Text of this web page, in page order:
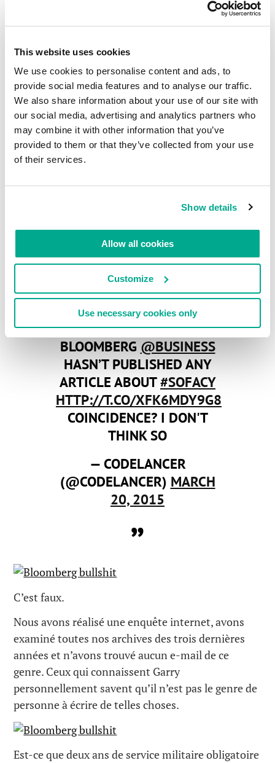
This website uses cookies
We use cookies to personalise content and ads, to
provide social media features and to analyse our traffic.
We also share information about your use of our site with
our social media, advertising and analytics partners who
may combine it with other information that you’ve
provided to them or that they’ve collected from your use
of their services.
Show details
Allow all cookies
Customize
Use necessary cookies only
uniquement sur des opérations américaines et par
sur les russes ! »
Eh bien, celle-ci est très simple. FireEye a réalisé
une excellente étude donc publier notre étude
après celle-ci n’aurait aucun sens. Nous avons lu
attentivement le rapport de FireEye, prévenu nos
utilisateurs et… continué d’étudier l’opération
Sofacy. ET D’AILLEURS, nos experts travaillent
MiniDuke. Mais s’il vous plait ne demandez pas
pour quoi FireEye n’a pas annoncé MiniDuke !
Vous connaissez la réponse (un indice : qui a été le
premier à la découvrir ?).
GUESS WHAT ?
BLOOMBERG @BUSINESS
HASN’T PUBLISHED ANY
ARTICLE ABOUT#SOFACY
HTTP://T.CO/XFK6MDY9G8
COINCIDENCE? I DON'T
THINK SO
— CODELANCER
(@CODELANCER) MARCH
20, 2015
C’est faux.
Nous avons réalisé une enquête internet, avons
examiné toutes nos archives des trois dernières
années et n’avons trouvé aucun e-mail de ce
genre. Ceux qui connaissent Garry
personnellement savent qu’il n’est pas le genre de
personne à écrire de telles choses.
Est-ce que deux ans de service militaire obligatoire